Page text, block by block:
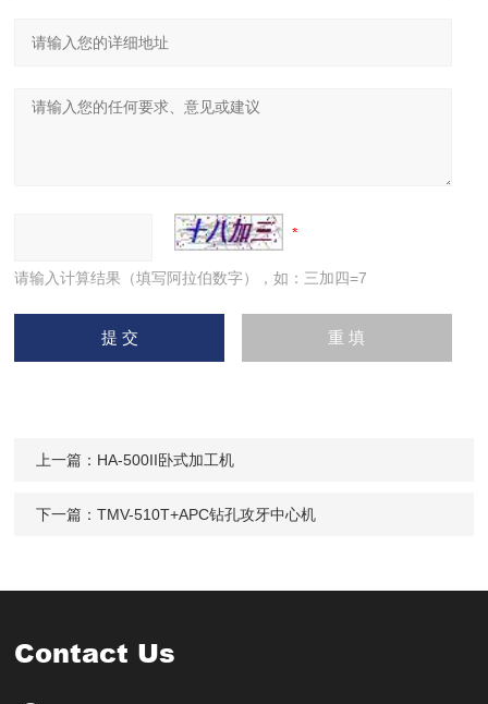
请输入计算结果（填写阿拉伯数字），如：三加四=7
上一篇： HA-500II卧式加工机
下一篇：TMV-510T+APC钻孔攻牙中心机
Contact Us